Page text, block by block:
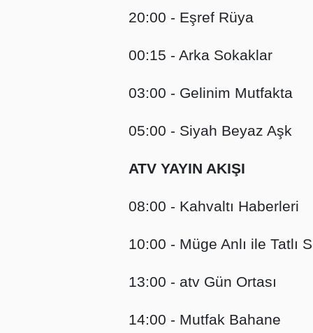
20:00 - Eşref Rüya
00:15 - Arka Sokaklar
03:00 - Gelinim Mutfakta
05:00 - Siyah Beyaz Aşk
ATV YAYIN AKIŞI
08:00 - Kahvaltı Haberleri
10:00 - Müge Anlı ile Tatlı
13:00 - atv Gün Ortası
14:00 - Mutfak Bahane